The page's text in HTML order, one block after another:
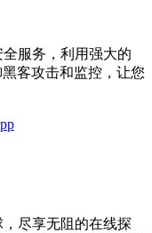
服务，利用强大的
客攻击和监控，让您
尽享无阻的在线探